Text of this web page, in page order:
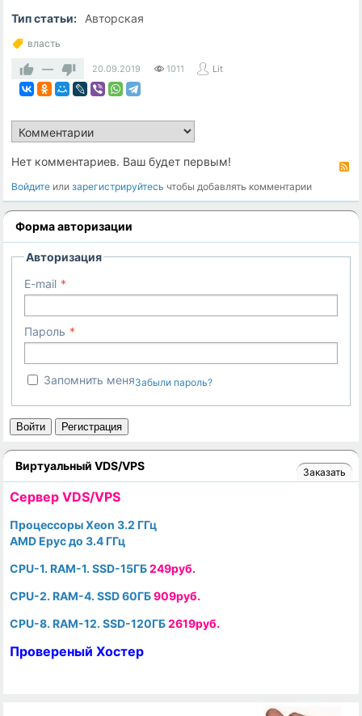
Тип статьи:
Авторская
власть
— 20.09.2019 1011 Lit
Нет комментариев. Ваш будет первым!
Войдите илизарегистрируйтесь чтобы добавлять комментарии
Форма авторизации
Авторизация
E-mail
Пароль
Запомнить меняЗабыли пароль?
Войти Регистрация
Виртуальный VDS/VPS Заказать
Cервер VDS/VPS
Процессоры Xeon 3.2 ГГц
AMD Epyc до 3.4 ГГц
CPU-1. RAM-1. SSD-15ГБ249руб.
CPU-2. RAM-4. SSD 60ГБ909руб.
CPU-8. RAM-12. SSD-120ГБ2619руб.
Провереный Хостер